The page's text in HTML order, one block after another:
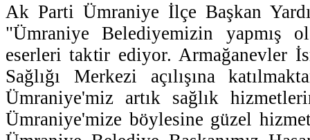
Ak Parti Ümraniye İlçe Başkan
"Ümraniye Belediyemizin yapmış
eserleri taktir ediyor. Armağanevler
Sağlığı Merkezi açılışına
Ümraniye'miz artık sağlık
Ümraniye'mize böylesine güzel